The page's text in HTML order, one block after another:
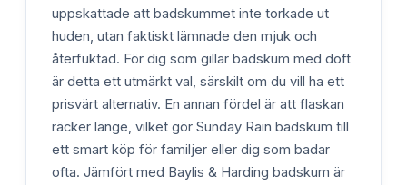
uppskattade att badskummet inte torkade ut
huden, utan faktiskt lämnade den mjuk och
återfuktad. För dig som gillar badskum med doft
är detta ett utmärkt val, särskilt om du vill ha ett
prisvärt alternativ. En annan fördel är att flaskan
räcker länge, vilket gör Sunday Rain badskum till
ett smart köp för familjer eller dig som badar
ofta. Jämfört med Baylis & Harding badskum är